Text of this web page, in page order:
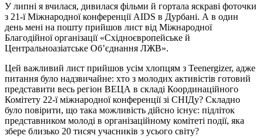
У липні я вчилася, дивилася фільми й гортала яскраві фоточки
з 21-ї Міжнародної конференції AIDS в Дурбані. А в один
день мені на пошту прийшов лист від Міжнародної
Благодійної організації «Східноєвропейське й
Центральноазіатське Об’єднання ЛЖВ».
Цей важливий лист прийшов усім хлопцям з Teenergizer, адже
питання було надзвичайне: хто з молодих активістів готовий
представити весь регіон ВЕЦА в складі Координаційного
Комітету 22-ї міжнародної конференції зі СНІДу? Складно
було повірити, що така можливість дійсно існує: підліток
представником молоді в організаційному комітеті події, яка
збере близько 20 тисяч учасників з усього світу?